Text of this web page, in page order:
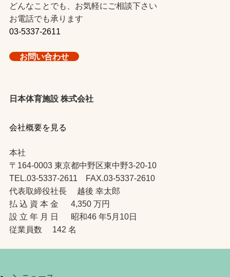
どんなことでも、お気軽にご相談下さい
お電話でも承ります
03-5337-2611
お問い合わせ
日本体育施設 株式会社
会社概要を見る
本社
〒164-0003 東京都中野区東中野3-20-10
TEL.03-5337-2611 FAX.03-5337-2610
代表取締役社長 越後 幸太郎
払 込 資 本 金 4,350 万円
設 立 年 月 日 昭和46 年5月10日
従業員数 142 名